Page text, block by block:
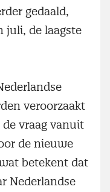
gedaald,
juli, de laagste
veroorzaakt
vraag vanuit
de nieuwe
betekent dat
Nederlandse